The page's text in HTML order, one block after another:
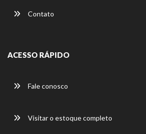
Contato
ACESSO RÁPIDO
Fale conosco
Visitar o estoque completo